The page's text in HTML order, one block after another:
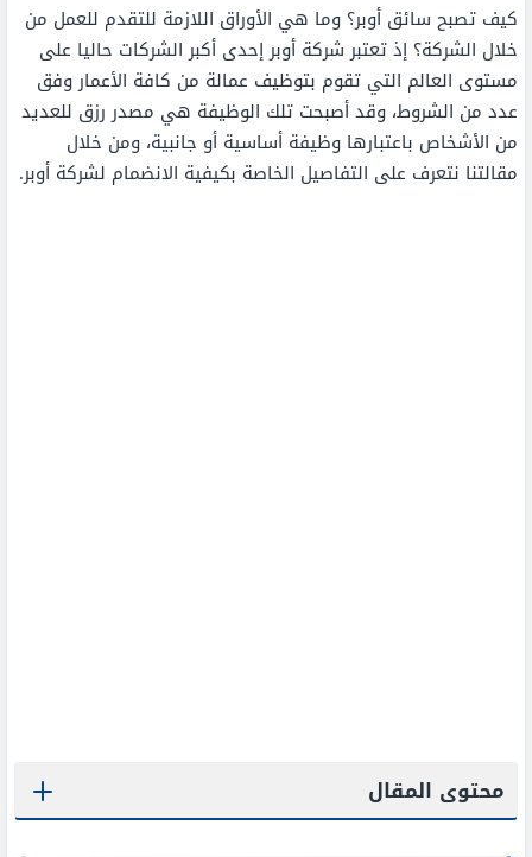
كيف تصبح سائق أوبر؟ وما هي الأوراق اللازمة للتقدم للعمل من
خلال الشركة؟ إذ تعتبر شركة أوبر إحدى أكبر الشركات حاليا على
مستوى العالم التي تقوم بتوظيف عمالة من كافة الأعمار وفق
عدد من الشروط، وقد أصبحت تلك الوظيفة هي مصدر رزق للعديد
من الأشخاص باعتبارها وظيفة أساسية أو جانبية، ومن خلال
مقالتنا نتعرف على التفاصيل الخاصة بكيفية الانضمام لشركة أوبر.
محتوى المقال